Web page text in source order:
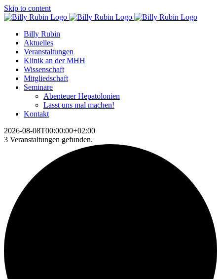
Skip to content
Billy Rubin
Aktuelles
Veranstaltungen
Klinik an der MHH
Wissenschaft
Mitgliedschaft
Seminare
Abenteuer Hepatolonien
Lasst uns mal machen!
Kontakt
2026-08-08T00:00:00+02:00
3 Veranstaltungen gefunden.